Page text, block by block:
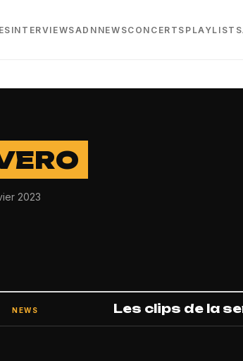
INTERVIEWSADN NEWSCONCERTS PLAYLISTS
2023
NEWS Les clips de la